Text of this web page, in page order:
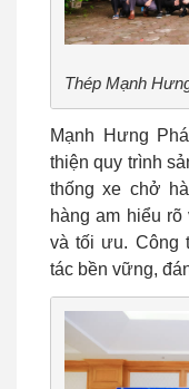
Thép Mạnh
Mạnh Hưng
thiện quy trình
thống xe chở
hàng am hiểu
và tối ưu. Công
tác bền vững,